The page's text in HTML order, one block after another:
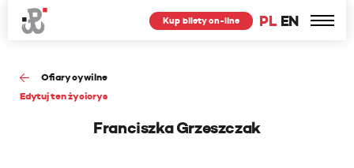
PL EN
Kup bilety on-line
Ofiary cywilne
Edytuj ten życiorys
Franciszka Grzeszczak